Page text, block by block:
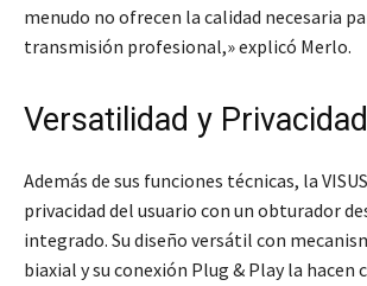
menudo no ofrecen la calidad necesaria
transmisión profesional,» explicó Merlo.
Versatilidad y Privacidad
Además de sus funciones técnicas, la
privacidad del usuario con un obturador
integrado. Su diseño versátil con
biaxial y su conexión Plug & Play la